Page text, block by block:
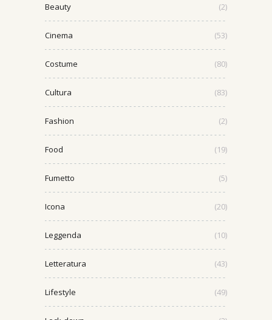
Beauty (2)
Cinema (53)
Costume (80)
Cultura (83)
Fashion (2)
Food (19)
Fumetto (5)
Icona (20)
Leggenda (10)
Letteratura (43)
Lifestyle (49)